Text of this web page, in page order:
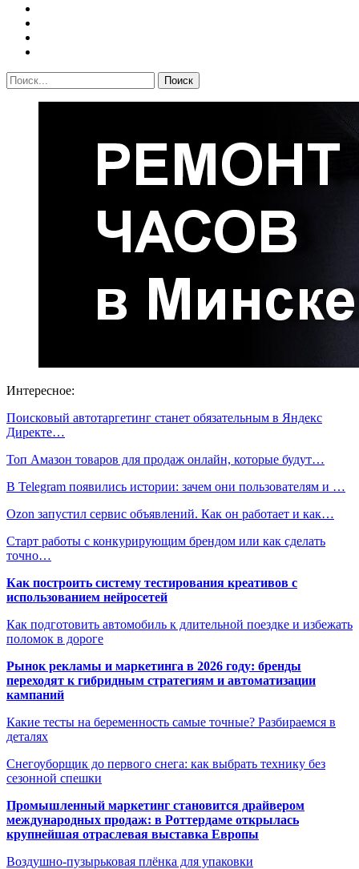
Интересное:
Поисковый автотаргетинг станет обязательным в Яндекс
Директе…
Топ Амазон товаров для продаж онлайн, которые будут…
В Telegram появились истории: зачем они пользователям и …
Ozon запустил сервис объявлений. Как он работает и как…
Старт работы с конкурирующим брендом или как сделать
точно…
Как построить систему тестирования креативов с
использованием нейросетей
Как подготовить автомобиль к длительной поездке и избежать
поломок в дороге
Рынок рекламы и маркетинга в 2026 году: бренды
переходят к гибридным стратегиям и автоматизации
кампаний
Какие тесты на беременность самые точные? Разбираемся в
деталях
Снегоуборщик до первого снега: как выбрать технику без
сезонной спешки
Промышленный маркетинг становится драйвером
международных продаж: в Роттердаме открылась
крупнейшая отраслевая выставка Европы
Воздушно-пузырьковая плёнка для упаковки